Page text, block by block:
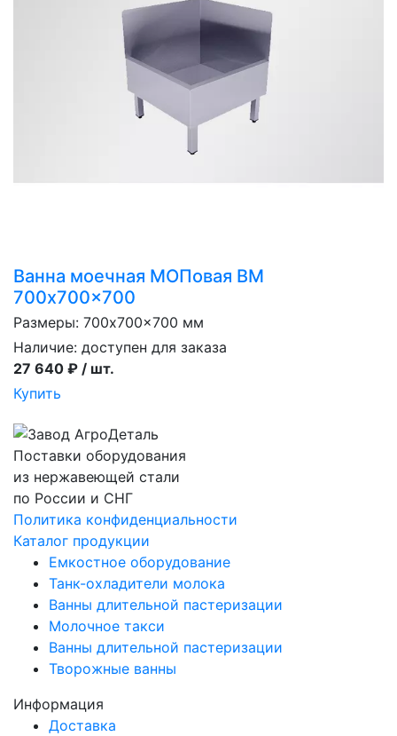
Ванна моечная МОПовая ВМ
700x700x700
Размеры: 700x700x700 мм
Наличие: доступен для заказа
27 640 ₽ / шт.
Купить
Поставки оборудования
из нержавеющей стали
по России и СНГ
Политика конфиденциальности
Каталог продукции
Емкостное оборудование
Танк-охладители молока
Ванны длительной пастеризации
Молочное такси
Ванны длительной пастеризации
Творожные ванны
Информация
Доставка